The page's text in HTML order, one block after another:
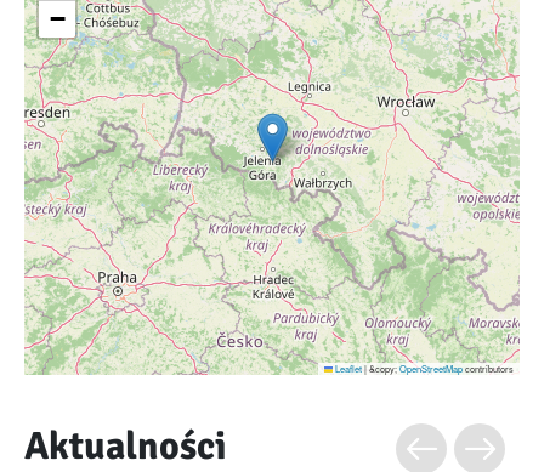
−
Leaflet|&copy;OpenStreetMapcontributors
Aktualności